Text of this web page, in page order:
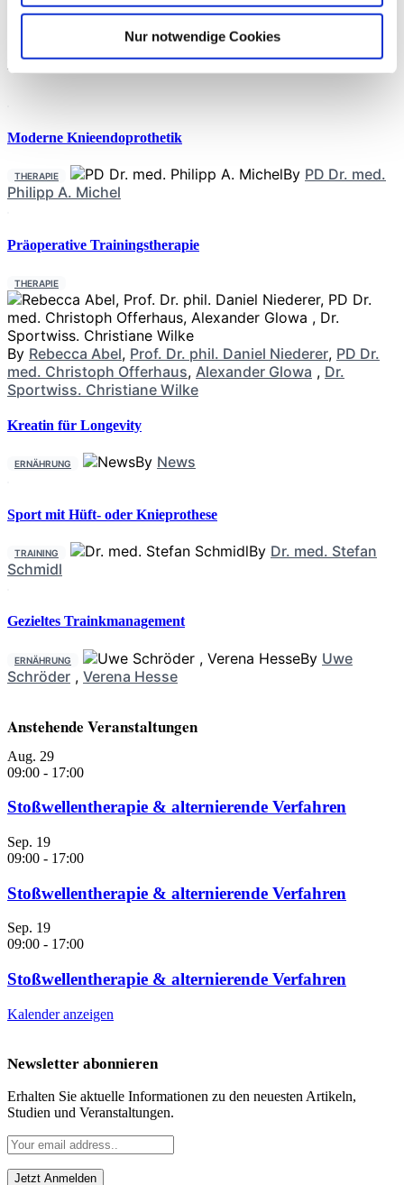
Nur notwendige Cookies
Physische Aktivitäten wie Laufbandtraining zeigten eine
signifikante Erhöhung der Tumordurchblutung und eine
Neueste Beiträge
Moderne Knieendoprothetik
THERAPIE By PD Dr. med.
Philipp A. Michel
Präoperative Trainingstherapie
THERAPIE
By Rebecca Abel, Prof. Dr. phil. Daniel Niederer, PD Dr.
med. Christoph Offerhaus, Alexander Glowa , Dr.
Sportwiss. Christiane Wilke
Kreatin für Longevity
ERNÄHRUNG By News
Sport mit Hüft- oder Knieprothese
TRAINING By Dr. med. Stefan
Schmidl
Gezieltes Trainkmanagement
ERNÄHRUNG By Uwe
Schröder , Verena Hesse
Anstehende Veranstaltungen
Aug. 29
09:00 - 17:00
Stoßwellentherapie & alternierende Verfahren
Sep. 19
09:00 - 17:00
Stoßwellentherapie & alternierende Verfahren
Sep. 19
09:00 - 17:00
Stoßwellentherapie & alternierende Verfahren
Kalender anzeigen
Newsletter abonnieren
Erhalten Sie aktuelle Informationen zu den neuesten Artikeln,
Studien und Veranstaltungen.